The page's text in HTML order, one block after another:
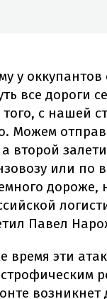
у
все дороги
того, с нашей
Можем
а второй
или по
дороже,
Павел
время эти
возникнет